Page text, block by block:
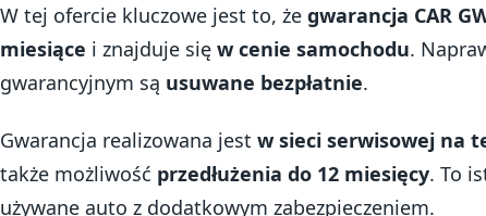
W tej ofercie kluczowe jest to, że gwarancja CAR
miesiące i znajduje się w cenie samochodu.
gwarancyjnym są usuwane bezpłatnie.
Gwarancja realizowana jest w sieci serwisowej na
także możliwość przedłużenia do 12 miesięcy. To
używane auto z dodatkowym zabezpieczeniem.